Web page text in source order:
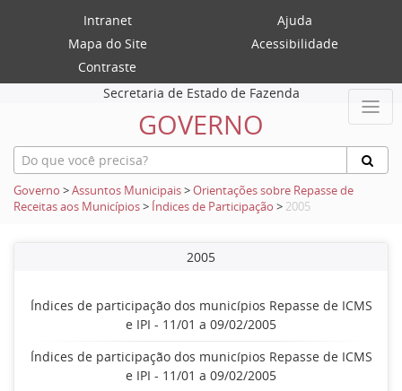
Intranet
Ajuda
Mapa do Site
Acessibilidade
Contraste
Secretaria de Estado de Fazenda
GOVERNO
Governo >Assuntos Municipais>Orientações sobre Repasse de
Receitas aos Municípios> Índices de Participação > 2005
2005
Índices de participação dos municípios Repasse de ICMS
e IPI - 11/01 a 09/02/2005
Índices de participação dos municípios Repasse de ICMS
e IPI - 11/01 a 09/02/2005